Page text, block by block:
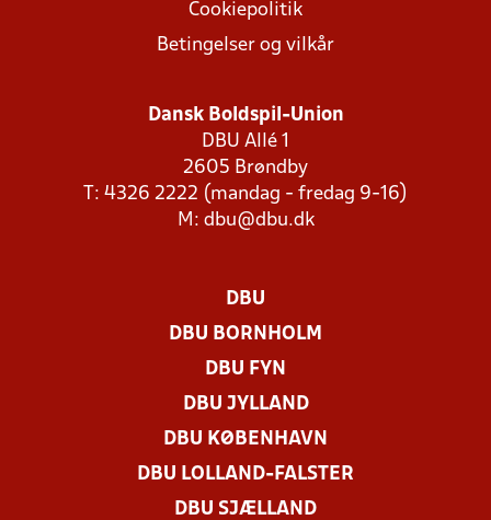
Cookiepolitik
Betingelser og vilkår
Dansk Boldspil-Union
DBU Allé 1
2605 Brøndby
T: 4326 2222 (mandag - fredag 9-16)
M: dbu@dbu.dk
DBU
DBU BORNHOLM
DBU FYN
DBU JYLLAND
DBU KØBENHAVN
DBU LOLLAND-FALSTER
DBU SJÆLLAND